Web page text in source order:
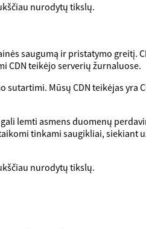
nurodytų tikslų.
saugumą ir pristatymo greitį.
CDN teikėjo serverių žurnaluose.
Mūsų CDN teikėjas yra
lemti asmens duomenų
tinkami saugikliai, siekiant
nurodytų tikslų.